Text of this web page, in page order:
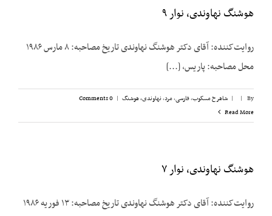
هوشنگ نهاوندی، نوار ۹
روایت‌کننده: آقای دکتر هوشنگ نهاوندی تاریخ مصاحبه: ۸ مارس ۱۹۸۶
محل مصاحبه: پاریس، [...]
By
|
| شاهرخ مسکوب,فارسی,مرد,نهاوندی، هوشنگ |
0 Comments
Read More
هوشنگ نهاوندی، نوار ۷
روایت‌کننده: آقای دکتر هوشنگ نهاوندی تاریخ مصاحبه: ۱۳ فوریه ۱۹۸۶